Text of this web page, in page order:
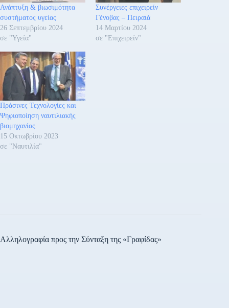
Ανάπτυξη & βιωσιμότητα
συστήματος υγείας
26 Σεπτεμβρίου 2024
σε "Υγεία"
Συνέργειες επιχειρείν
Γένοβας – Πειραιά
14 Μαρτίου 2024
σε "Επιχειρείν"
Πράσινες Τεχνολογίες και
Ψηφιοποίηση ναυτιλιακής
βιομηχανίας
15 Οκτωβρίου 2023
σε "Ναυτιλία"
Αλληλογραφία προς την Σύνταξη της «Γραφίδας»